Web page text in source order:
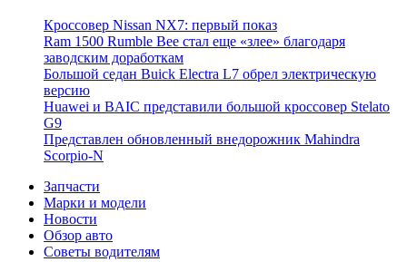
Кроссовер Nissan NX7: первый показ
Ram 1500 Rumble Bee стал еще «злее» благодаря
заводским доработкам
Большой седан Buick Electra L7 обрел электрическую
версию
Huawei и BAIC представили большой кроссовер Stelato
G9
Представлен обновленный внедорожник Mahindra
Scorpio-N
Запчасти
Марки и модели
Новости
Обзор авто
Советы водителям